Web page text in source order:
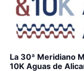
La 30ª Meridiano
10K Aguas de